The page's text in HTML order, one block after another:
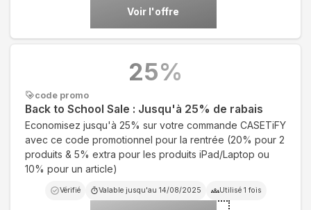
Voir l'offre
code promo
Back to School Sale : Jusqu'à 25% de rabais
Economisez jusqu'à 25% sur votre commande CASETiFY
avec ce code promotionnel pour la rentrée (20% pour 2
produits & 5% extra pour les produits iPad/Laptop ou
10% pour un article)
Vérifié Valable jusqu'au 14/08/2025 Utilisé 1 fois
25%